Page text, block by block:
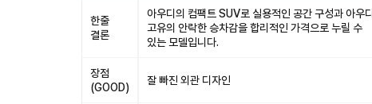
한줄
결론
아우디의 컴팩트 SUV로 실용적인 공간 구성과 아우디
고유의 안락한 승차감을 합리적인 가격으로 누릴 수
있는 모델입니다.
장점
(GOOD)
잘 빠진 외관 디자인